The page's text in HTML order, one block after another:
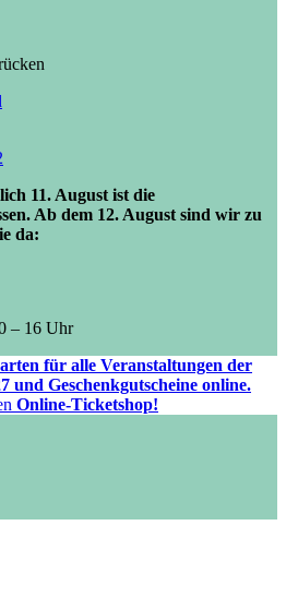
11. August ist die
Ab dem 12. August sind wir zu
da:
– 16 Uhr
für alle Veranstaltungen der
und Geschenkgutscheine online.
Online-Ticketshop!